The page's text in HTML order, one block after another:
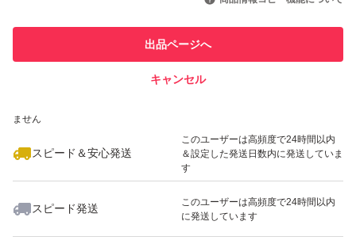
での取引実績があります
ません
スピード＆安心発送
このユーザーは高頻度で24時間以内
＆設定した発送日数内に発送していま
す
スピード発送
このユーザーは高頻度で24時間以内
に発送しています
出品ページへ
キャンセル
いいね！
8,677